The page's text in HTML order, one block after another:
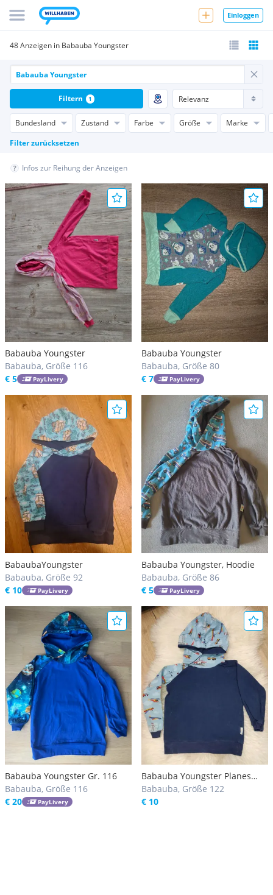
Einloggen
48 Anzeigen in Babauba Youngster
Bundesland Zustand Farbe Größe
Marke
Filter zurücksetzen
Filtern 1
Infos zur Reihung der Anzeigen
Babauba Youngster
Babauba, Größe 116
€ 5
PayLivery
Babauba Youngster
Babauba, Größe 80
€ 7
PayLivery
BabaubaYoungster
Babauba, Größe 92
€ 10
PayLivery
Babauba Youngster, Hoodie
Babauba, Größe 86
€ 5
PayLivery
Babauba Youngster Gr. 116
Babauba, Größe 116
€ 20
PayLivery
Babauba Youngster Planes
Pullover
Babauba, Größe 122
€ 10